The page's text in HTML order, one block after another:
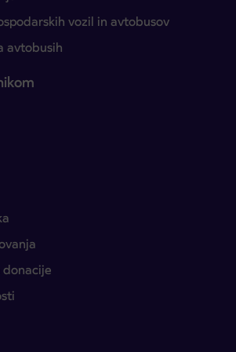
vozil in avtobusov
avtobusih
donacije